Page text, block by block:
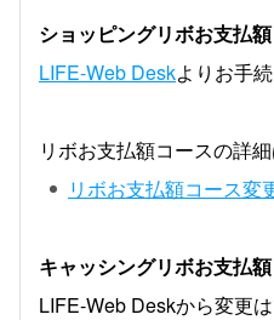
ショッピングリボお支払
LIFE-Web Deskよりお手
リボお支払額コースの詳
リボお支払額コース変
キャッシングリボお支払
LIFE-Web Deskから変更